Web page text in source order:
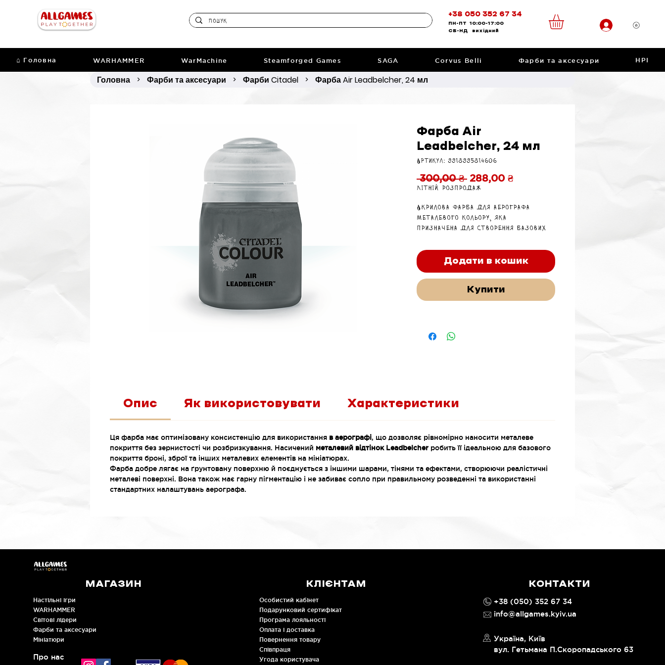
+38 050 352 67 34
ПН-ПТ 10:00-17:00
CБ-НД вихідний
⌂ Головна WARHAMMER WarMachine Steamforged Games SAGA Corvus Belli Фарби та аксесуари НРІ
Головна > Фарби та аксесуари > Фарби Citadel > Фарба Air Leadbelcher, 24 мл
Фарба Air
Leadbelcher, 24 мл
Артикул: 9918995814606
300,00 ₴ Звичайна
ціна
288,00 ₴За
Літній розпродаж
Акрилова фарба для аерографа
металевого кольору, яка
призначена для створення базових
моделях.
Додати в кошик
Купити
Опис Як використовувати Характеристики
Ця фарба має оптимізовану консистенцію для використання в аерографі, що дозволяє рівномірно наносити металеве
покриття без зернистості чи розбризкування. Насичений металевий відтінок Leadbelcher робить її ідеальною для базового
покриття броні, зброї та інших металевих елементів на мініатюрах.
Фарба добре лягає на ґрунтовану поверхню й поєднується з іншими шарами, тінями та ефектами, створюючи реалістичні
металеві поверхні. Вона також має гарну пігментацію і не забиває сопло при правильному розведенні та використанні
стандартних налаштувань аерографа.
МАГАЗИН
Настільні ігри
WARHAMMER
Cвітові лідери
Фарби та аксесуари
Мініатюри
Про нас
КЛІЄНТАМ
Особистий кабінет
Подарунковий сертифікат
Програма лояльності
Оплата і доставка
Повернення товару
Співпраця
Угода користувача
КОНТАКТИ
+38 (050) 352 67 34
info@allgames.kyiv.ua
Україна, Київ
вул. Гетьмана П.Скоропадського 63